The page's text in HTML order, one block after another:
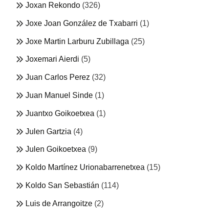
Joxan Rekondo (326)
Joxe Joan González de Txabarri (1)
Joxe Martin Larburu Zubillaga (25)
Joxemari Aierdi (5)
Juan Carlos Perez (32)
Juan Manuel Sinde (1)
Juantxo Goikoetxea (1)
Julen Gartzia (4)
Julen Goikoetxea (9)
Koldo Martínez Urionabarrenetxea (15)
Koldo San Sebastián (114)
Luis de Arrangoitze (2)